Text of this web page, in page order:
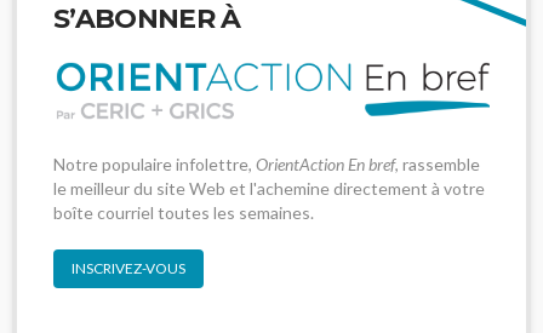
S’ABONNER À
Notre populaire infolettre, OrientAction En bref, rassemble
le meilleur du site Web et l'achemine directement à votre
boîte courriel toutes les semaines.
INSCRIVEZ-VOUS